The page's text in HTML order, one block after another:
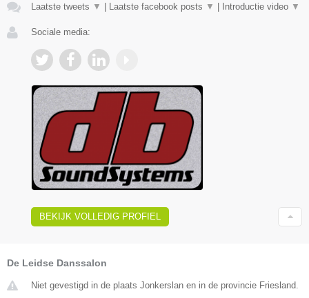
Laatste tweets ▼ Laatste facebook posts ▼ Introductie video ▼
Sociale media:
BEKIJK VOLLEDIG PROFIEL
De Leidse Danssalon
Niet gevestigd in de plaats Jonkerslan en in de provincie Friesland.